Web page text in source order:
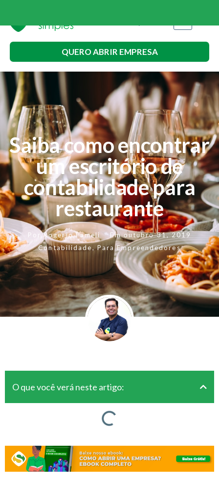
QUERO ABRIR EMPRESA
Saiba como encontrar
um escritório de
contabilidade para
restaurante
Por Rogerio Fameli Em outubro 31, 2019
Contabilidade,Para Empreendedores
O que você verá neste artigo: